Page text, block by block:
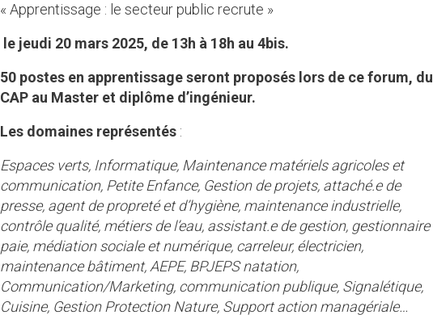
« Apprentissage : le secteur public recrute »
le jeudi 20 mars 2025, de 13h à 18h au 4bis.
50 postes en apprentissage seront proposés lors de ce forum, du
CAP au Master et diplôme d’ingénieur.
Les domaines représentés :
Espaces verts, Informatique, Maintenance matériels agricoles et
communication, Petite Enfance, Gestion de projets, attaché.e de
presse, agent de propreté et d’hygiène, maintenance industrielle,
contrôle qualité, métiers de l’eau, assistant.e de gestion, gestionnaire
paie, médiation sociale et numérique, carreleur, électricien,
maintenance bâtiment, AEPE, BPJEPS natation,
Communication/Marketing, communication publique, Signalétique,
Cuisine, Gestion Protection Nature, Support action managériale…